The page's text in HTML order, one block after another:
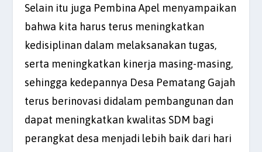
Selain itu juga Pembina Apel menyampaikan
bahwa kita harus terus meningkatkan
kedisiplinan dalam melaksanakan tugas,
serta meningkatkan kinerja masing-masing,
sehingga kedepannya Desa Pematang Gajah
terus berinovasi didalam pembangunan dan
dapat meningkatkan kwalitas SDM bagi
perangkat desa menjadi lebih baik dari hari